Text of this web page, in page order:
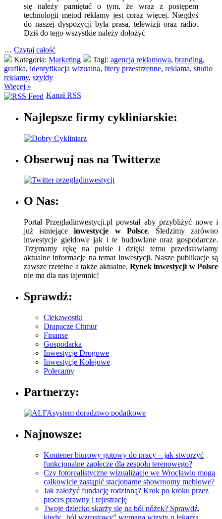
się należy pamiętać o tym, że wraz z postępem
technologii metod reklamy jest coraz więcej. Niegdyś
do naszej dyspozycji była prasa, telewizji oraz radio.
Dziś do tego wszystkie należy dołożyć
… Czytaj całość
Kategoria: Marketing Tagi: agencja reklamowa, branding,
grafika, identyfikacja wizualna, litery przestrzenne, reklama, studio
reklamy, szyldy
Więcej »
Kanał RSS
Najlepsze firmy cykliniarskie:
Obserwuj nas na Twitterze
O Nas:
Portal Przegladinwestycji.pl powstał aby przybliżyć nowe i
już istniejąceinwestycje w Polsce. Śledzimy zarówno
inwestycje giełdowe jak i te budowlane oraz gospodarcze.
Trzymamy rękę na pulsie i dzięki temu przedstawiamy
aktualne informacje na temat inwestycji. Nasze publikacje są
zawsze rzetelne a także aktualne. Rynek inwestycji w Polsce
nie ma dla nas tajemnic!
Sprawdź:
Ciekawostki
Drapacze Chmur
Finanse
Gospodarka
Inwestycje Drogowe
Inwestycje Kolejowe
Polecamy
Partnerzy:
Najnowsze:
Kontener biurowy gotowy do pracy – jak stworzyć
funkcjonalne zaplecze dla zespołu terenowego?
Czy fotorealistyczne wizualizacje we Wrocławiu mogą
całkowicie zastąpić stacjonarne showroomy meblowe?
Jak założyć fundację rodzinną? Krok po kroku przez
proces prawny i rejestrację
Twoje dziecko skarży się na ból nóżek? Sprawdź,
kiedy „ból wzrostowy” wymaga wizyty u lekarza